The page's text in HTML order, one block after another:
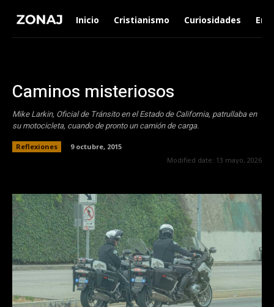
Inicio Cristianismo Curiosidades
Caminos misteriosos
Mike Larkin, Oficial de Tránsito en el Estado de California, patrullaba en
su motocicleta, cuando de pronto un camión de carga.
Reflexiones
9 octubre, 2015
Modified date: 13 mayo, 2026